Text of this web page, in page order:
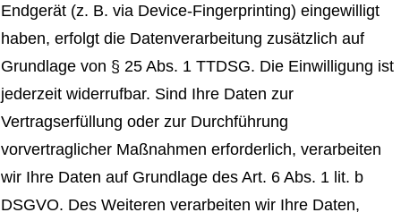
Endgerät (z. B. via Device-Fingerprinting) eingewilligt
haben, erfolgt die Datenverarbeitung zusätzlich auf
Grundlage von § 25 Abs. 1 TTDSG. Die Einwilligung ist
jederzeit widerrufbar. Sind Ihre Daten zur
Vertragserfüllung oder zur Durchführung
vorvertraglicher Maßnahmen erforderlich, verarbeiten
wir Ihre Daten auf Grundlage des Art. 6 Abs. 1 lit. b
DSGVO. Des Weiteren verarbeiten wir Ihre Daten,